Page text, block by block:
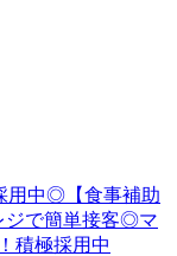
用中◎【食事補助
ジで簡単接客◎マ
積極採用中